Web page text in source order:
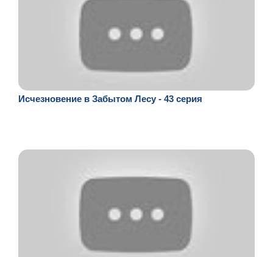
Исчезновение в Забытом Лесу - 43 серия